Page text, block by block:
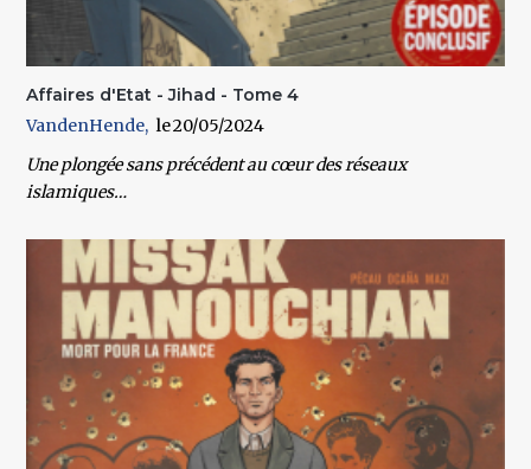
Affaires d'Etat - Jihad - Tome 4
VandenHende
20/05/2024
Une plongée sans précédent au cœur des réseaux
islamiques…